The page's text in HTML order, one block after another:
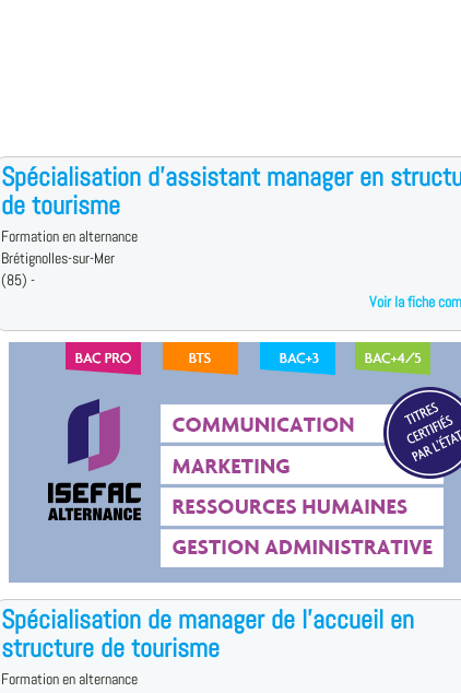
Spécialisation d'assistant manager en
de tourisme
Formation en alternance
Brétignolles-sur-Mer
(85) -
Voir la fiche
Spécialisation de manager de l'accueil en
structure de tourisme
Formation en alternance